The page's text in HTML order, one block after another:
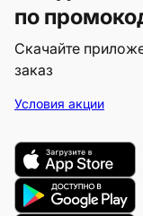
по
Скачайте
заказ
Условия акции